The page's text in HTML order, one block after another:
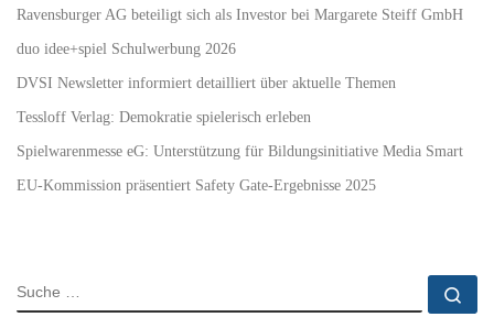
Ravensburger AG beteiligt sich als Investor bei Margarete Steiff GmbH
duo idee+spiel Schulwerbung 2026
DVSI Newsletter informiert detailliert über aktuelle Themen
Tessloff Verlag: Demokratie spielerisch erleben
Spielwarenmesse eG: Unterstützung für Bildungsinitiative Media Smart
EU-Kommission präsentiert Safety Gate-Ergebnisse 2025
SUCHE